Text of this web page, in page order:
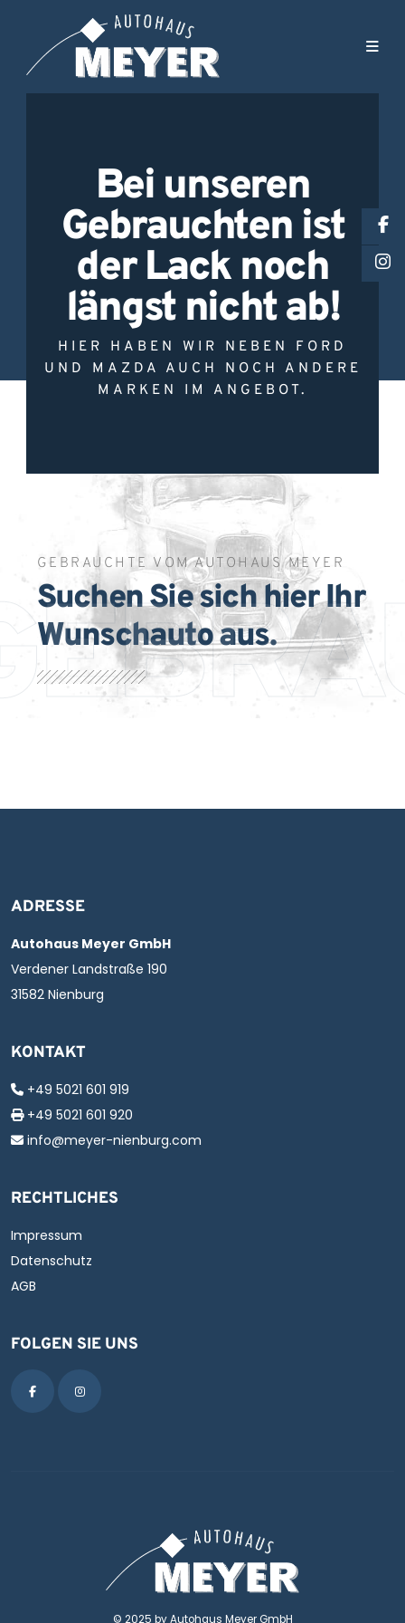
Bei unseren
Gebrauchten ist
der Lack noch
längst nicht ab!
HIER HABEN WIR NEBEN FORD
UND MAZDA AUCH NOCH ANDERE
MARKEN IM ANGEBOT.
GEBRAUCHTE VOM AUTOHAUS MEYER
Suchen Sie sich hier Ihr
Wunschauto aus.
ADRESSE
Autohaus Meyer GmbH
Verdener Landstraße 190
31582 Nienburg
KONTAKT
+49 5021 601 919
+49 5021 601 920
info@meyer-nienburg.com
RECHTLICHES
Impressum
Datenschutz
AGB
FOLGEN SIE UNS
© 2025 by Autohaus Meyer GmbH